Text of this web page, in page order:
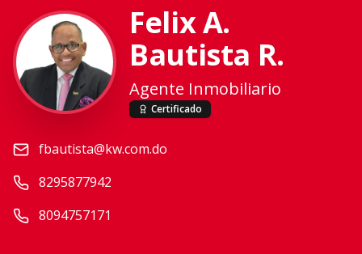
Felix A.
Bautista R.
Agente Inmobiliario
Certificado
fbautista@kw.com.do
8295877942
8094757171